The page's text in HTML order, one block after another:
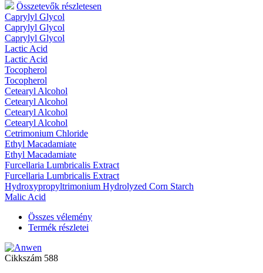
Összetevők részletesen
Caprylyl Glycol
Caprylyl Glycol
Caprylyl Glycol
Lactic Acid
Lactic Acid
Tocopherol
Tocopherol
Cetearyl Alcohol
Cetearyl Alcohol
Cetearyl Alcohol
Cetearyl Alcohol
Cetrimonium Chloride
Ethyl Macadamiate
Ethyl Macadamiate
Furcellaria Lumbricalis Extract
Furcellaria Lumbricalis Extract
Hydroxypropyltrimonium Hydrolyzed Corn Starch
Malic Acid
Összes vélemény
Termék részletei
Cikkszám 588